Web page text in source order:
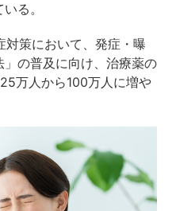
る。
策において、発症・曝
の普及に向け、治療薬の
万人から100万人に増や